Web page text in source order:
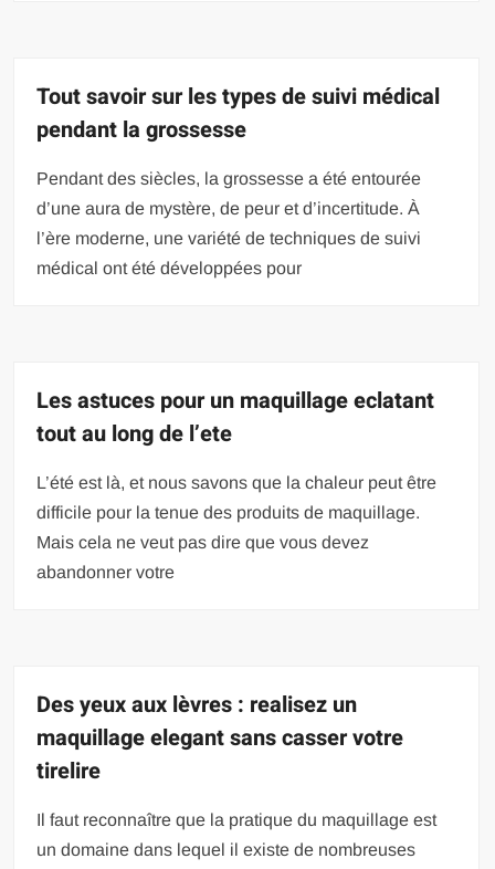
Tout savoir sur les types de suivi médical
pendant la grossesse
Pendant des siècles, la grossesse a été entourée
d’une aura de mystère, de peur et d’incertitude. À
l’ère moderne, une variété de techniques de suivi
médical ont été développées pour
Les astuces pour un maquillage eclatant
tout au long de l’ete
L’été est là, et nous savons que la chaleur peut être
difficile pour la tenue des produits de maquillage.
Mais cela ne veut pas dire que vous devez
abandonner votre
Des yeux aux lèvres : realisez un
maquillage elegant sans casser votre
tirelire
Il faut reconnaître que la pratique du maquillage est
un domaine dans lequel il existe de nombreuses